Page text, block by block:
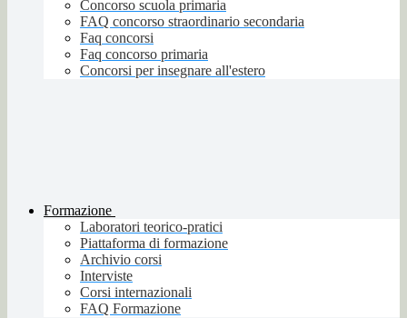
Concorso scuola primaria
FAQ concorso straordinario secondaria
Faq concorsi
Faq concorso primaria
Concorsi per insegnare all'estero
Formazione
Laboratori teorico-pratici
Piattaforma di formazione
Archivio corsi
Interviste
Corsi internazionali
FAQ Formazione